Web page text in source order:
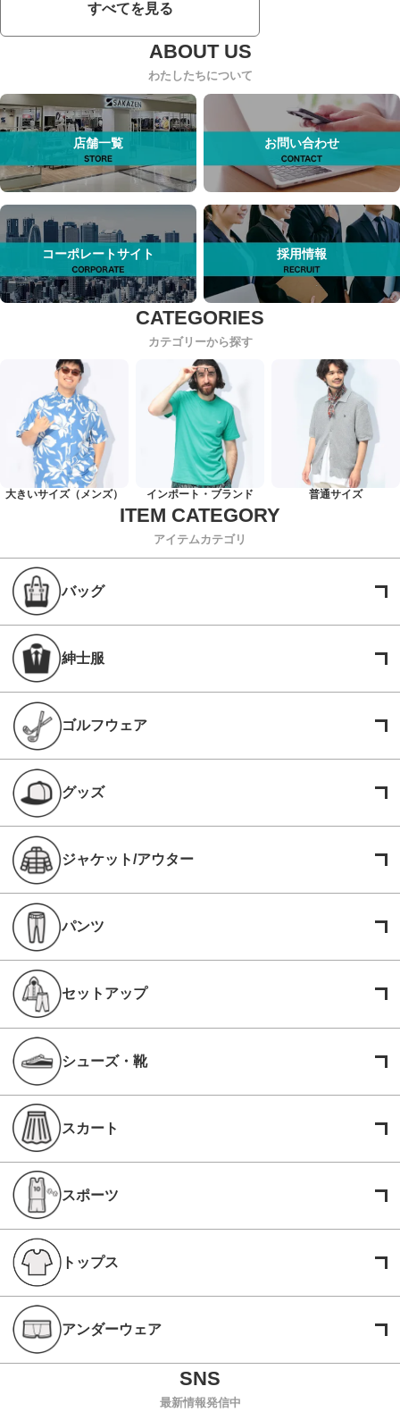
すべてを見る
わたしたちについて
店舗一覧 お問い合わせ
コーポレートサイト 採用情報
カテゴリーから探す
大きいサイズ（メンズ） インポート・ブランド 普通サイズ
アイテムカテゴリ
バッグ
紳士服
ゴルフウェア
グッズ
ジャケット/アウター
パンツ
セットアップ
シューズ・靴
スカート
スポーツ
トップス
アンダーウェア
最新情報発信中